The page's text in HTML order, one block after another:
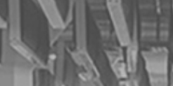
Informática
Matemática
Química